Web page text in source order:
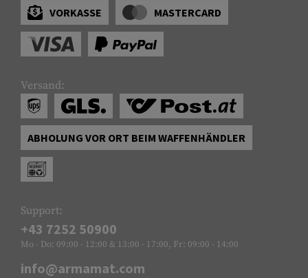
VORKASSE
MASTERCARD
Versand:
ABHOLUNG VOR ORT BEIM WAFFENHÄNDLER
Support:
+43 7252 50900
Mo - Do: 09:00 - 12:00 & 13:00 - 17:00, Fr: 09:00 - 14:00
info@armamat.com